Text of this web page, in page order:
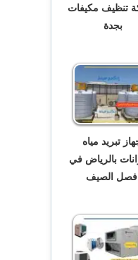
تنظيف مكيفات
بجدة
تبريد مياه
بالرياض في
فصل الصيف